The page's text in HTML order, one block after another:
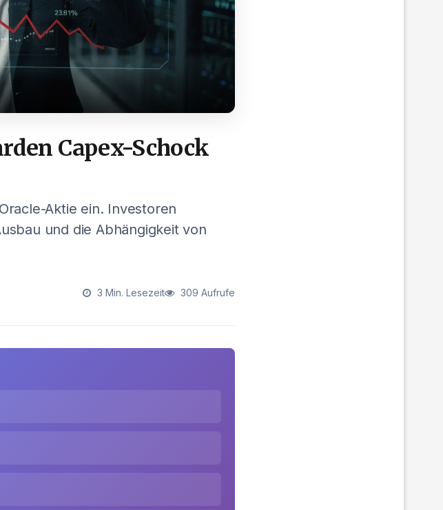
Capex-Schock
Aktie ein. Investoren
und die Abhängigkeit von
3 Min. Lesezeit 309 Aufrufe